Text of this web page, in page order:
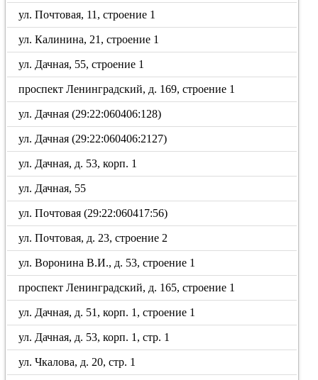
ул. Почтовая, 11, строение 1
ул. Калинина, 21, строение 1
ул. Дачная, 55, строение 1
проспект Ленинградский, д. 169, строение 1
ул. Дачная (29:22:060406:128)
ул. Дачная (29:22:060406:2127)
ул. Дачная, д. 53, корп. 1
ул. Дачная, 55
ул. Почтовая (29:22:060417:56)
ул. Почтовая, д. 23, строение 2
ул. Воронина В.И., д. 53, строение 1
проспект Ленинградский, д. 165, строение 1
ул. Дачная, д. 51, корп. 1, строение 1
ул. Дачная, д. 53, корп. 1, стр. 1
ул. Чкалова, д. 20, стр. 1